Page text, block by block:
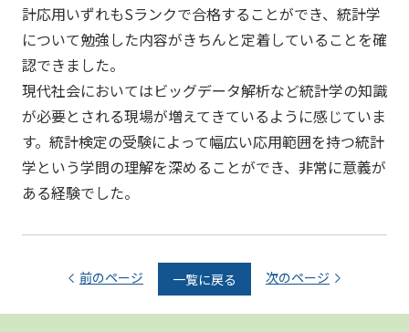
計応用いずれもSランクで合格することができ、統計学
について勉強した内容がきちんと定着していることを確
認できました。
現代社会においてはビッグデータ解析など統計学の知識
が必要とされる現場が増えてきているように感じていま
す。統計検定の受験によって幅広い応用範囲を持つ統計
学という学問の理解を深めることができ、非常に意義が
ある経験でした。
前のページ 一覧に戻る 次のページ